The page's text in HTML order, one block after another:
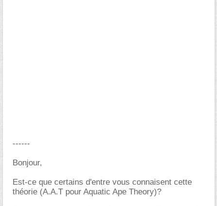
------
Bonjour,
Est-ce que certains d'entre vous connaisent cette
théorie (A.A.T pour Aquatic Ape Theory)?